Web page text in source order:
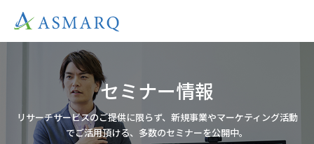
セミナー情報
リサーチサービスのご提供に限らず、新規事業やマーケティング活動
でご活用頂ける、多数のセミナーを公開中。